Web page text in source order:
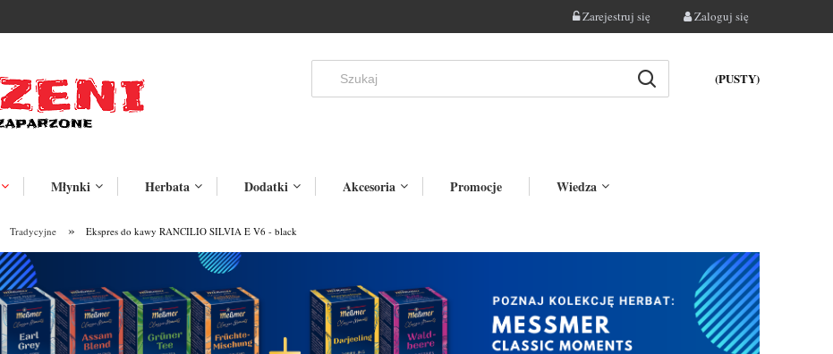
Zarejestruj się Zaloguj się
(PUSTY)
Młynki Herbata Dodatki Akcesoria Promocje Wiedza
Tradycyjne » Ekspres do kawy RANCILIO SILVIA E V6 - black